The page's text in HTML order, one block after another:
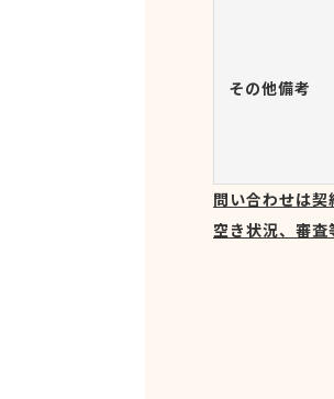
その他備考
問い合わせは契
空き状況、審査